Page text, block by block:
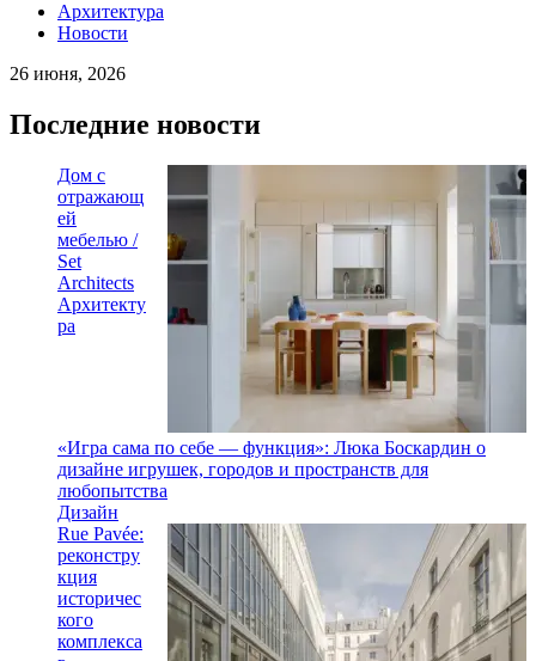
Архитектура
Новости
26 июня, 2026
Последние новости
Дом с
отражающ
ей
мебелью /
Set
Architects
Архитекту
ра
«Игра сама по себе — функция»: Люка Боскардин о
дизайне игрушек, городов и пространств для
любопытства
Дизайн
Rue Pavée:
реконстру
кция
историчес
кого
комплекса